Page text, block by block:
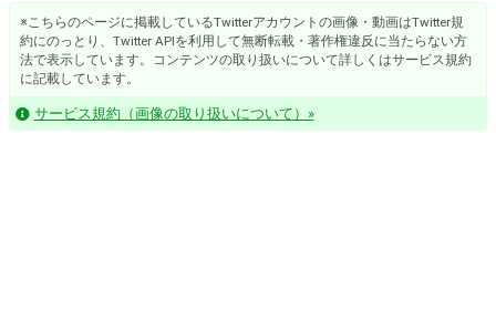
※こちらのページに掲載しているTwitterアカウントの画像・動画はTwitter規
約にのっとり、Twitter APIを利用して無断転載・著作権違反に当たらない方
法で表示しています。コンテンツの取り扱いについて詳しくはサービス規約
に記載しています。
サービス規約（画像の取り扱いについて）»